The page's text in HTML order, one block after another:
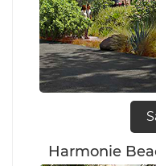
Harmonie